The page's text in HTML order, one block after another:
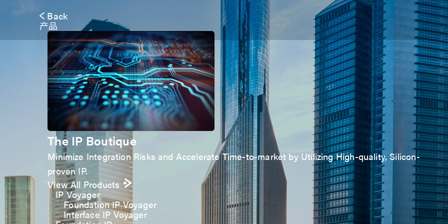
Back
产品
The IP Boutique
Minimize Integration Risks and Accelerate Time-to-market by Utilizing High-quality, Silicon-
proven IP.
View All Products
IP Voyager
Foundation IP Voyager
Interface IP Voyager